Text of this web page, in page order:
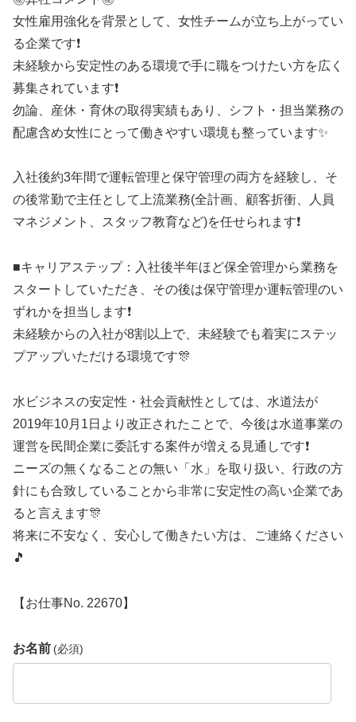
女性雇用強化を背景として、女性チームが立ち上がってい
る企業です❗
未経験から安定性のある環境で手に職をつけたい方を広く
募集されています❗
勿論、産休・育休の取得実績もあり、シフト・担当業務の
配慮含め女性にとって働きやすい環境も整っています✨
入社後約3年間で運転管理と保守管理の両方を経験し、そ
の後常勤で主任として上流業務(全計画、顧客折衝、人員
マネジメント、スタッフ教育など)を任せられます❗
■キャリアステップ：入社後半年ほど保全管理から業務を
スタートしていただき、その後は保守管理か運転管理のい
ずれかを担当します❗
未経験からの入社が8割以上で、未経験でも着実にステッ
プアップいただける環境です🎊
水ビジネスの安定性・社会貢献性としては、水道法が
2019年10月1日より改正されたことで、今後は水道事業の
運営を民間企業に委託する案件が増える見通しです❗
ニーズの無くなることの無い「水」を取り扱い、行政の方
針にも合致していることから非常に安定性の高い企業であ
ると言えます🎊
将来に不安なく、安心して働きたい方は、ご連絡ください
🎵
【お仕事No. 22670】
お名前 (必須)